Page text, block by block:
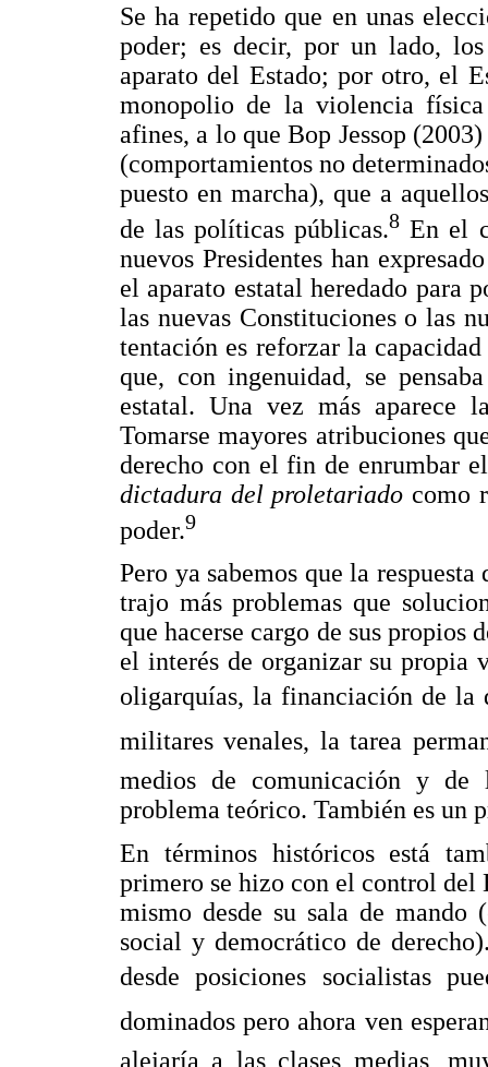
Se ha repetido que en unas
poder; es decir, por un lado,
aparato del Estado; por otro, el
monopolio de la violencia
afines, a lo que Bop Jessop
(comportamientos no
puesto en marcha), que a
de las políticas públicas.8 En el
nuevos Presidentes han
el aparato estatal heredado para
las nuevas Constituciones o las
tentación es reforzar la
que, con ingenuidad, se
estatal. Una vez más aparece
Tomarse mayores atribuciones
derecho con el fin de enrumbar
dictadura del proletariado como
poder.9
Pero ya sabemos que la
trajo más problemas que
que hacerse cargo de sus
el interés de organizar su propia
oligarquías, la financiación de la
militares venales, la tarea
medios de comunicación y de
problema teórico. También es un
En términos históricos está
primero se hizo con el control del
mismo desde su sala de
social y democrático de
desde posiciones socialistas
dominados pero ahora ven
alejaría a las clases medias,